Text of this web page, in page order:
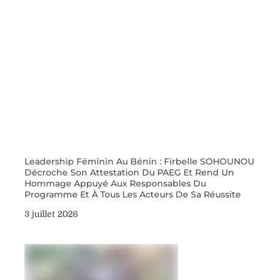
Leadership Féminin Au Bénin : Firbelle SOHOUNOU
Décroche Son Attestation Du PAEG Et Rend Un
Hommage Appuyé Aux Responsables Du
Programme Et À Tous Les Acteurs De Sa Réussite
3 juillet 2026